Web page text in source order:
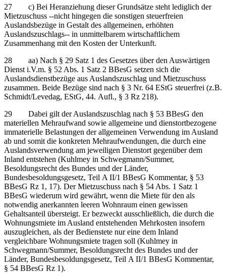
27 c) Bei Heranziehung dieser Grundsätze steht lediglich der
Mietzuschuss ‑‑nicht hingegen die sonstigen steuerfreien
Auslandsbezüge in Gestalt des allgemeinen, erhöhten
Auslandszuschlags‑‑ in unmittelbarem wirtschaftlichem
Zusammenhang mit den Kosten der Unterkunft.
28 aa) Nach § 29 Satz 1 des Gesetzes über den Auswärtigen
Dienst i.V.m. § 52 Abs. 1 Satz 2 BBesG setzen sich die
Auslandsdienstbezüge aus Auslandszuschlag und Mietzuschuss
zusammen. Beide Bezüge sind nach § 3 Nr. 64 EStG steuerfrei (z.B.
Schmidt/Levedag, EStG, 44. Aufl., § 3 Rz 218).
29 Dabei gilt der Auslandszuschlag nach § 53 BBesG den
materiellen Mehraufwand sowie allgemeine und dienstortbezogene
immaterielle Belastungen der allgemeinen Verwendung im Ausland
ab und somit die konkreten Mehraufwendungen, die durch eine
Auslandsverwendung am jeweiligen Dienstort gegenüber dem
Inland entstehen (Kuhlmey in Schwegmann/Summer,
Besoldungsrecht des Bundes und der Länder,
Bundesbesoldungsgesetz, Teil A II/1 BBesG Kommentar, § 53
BBesG Rz 1, 17). Der Mietzuschuss nach § 54 Abs. 1 Satz 1
BBesG wiederum wird gewährt, wenn die Miete für den als
notwendig anerkannten leeren Wohnraum einen gewissen
Gehaltsanteil übersteigt. Er bezweckt ausschließlich, die durch die
Wohnungsmiete im Ausland entstehenden Mehrkosten insofern
auszugleichen, als der Bedienstete nur eine dem Inland
vergleichbare Wohnungsmiete tragen soll (Kuhlmey in
Schwegmann/Summer, Besoldungsrecht des Bundes und der
Länder, Bundesbesoldungsgesetz, Teil A II/1 BBesG Kommentar,
§ 54 BBesG Rz 1).